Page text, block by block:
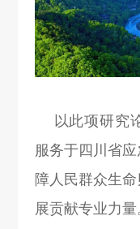
以此项研究
服务于四川省
障人民群众生
展贡献专业力量